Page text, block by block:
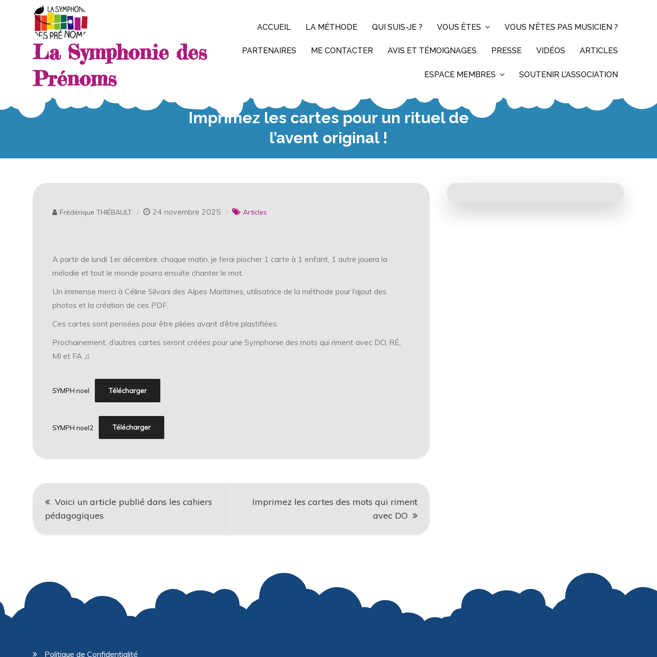
La Symphonie des
Prénoms
ACCUEIL LA MÉTHODE QUI SUIS-JE ? VOUS ÊTES VOUS N’ÊTES PAS MUSICIEN ?
PARTENAIRES ME CONTACTER AVIS ET TÉMOIGNAGES PRESSE VIDÉOS ARTICLES
ESPACE MEMBRES SOUTENIR L’ASSOCIATION
Imprimez les cartes pour un rituel de
l’avent original !
Frédérique THIÉBAULT 24 novembre 2025 Articles
A partir de lundi 1er décembre, chaque matin, je ferai piocher 1 carte à 1 enfant, 1 autre jouera la
mélodie et tout le monde pourra ensuite chanter le mot.
Un immense merci à Céline Silvani des Alpes Maritimes, utilisatrice de la méthode pour l’ajout des
photos et la création de ces PDF.
Ces cartes sont pensées pour être pliées avant d’être plastifiées.
Prochainement, d’autres cartes seront créées pour une Symphonie des mots qui riment avec DO, RÉ,
MI et FA ♫
SYMPH noel Télécharger
SYMPH noel2 Télécharger
Navigation
de
Voici un article publié dans les cahiers
pédagogiques
Imprimez les cartes des mots qui riment
avec DO
Politique de Confidentialité